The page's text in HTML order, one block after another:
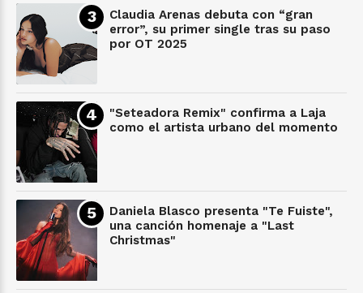
Claudia Arenas debuta con “gran
error”, su primer single tras su paso
por OT 2025
"Seteadora Remix" confirma a Laja
como el artista urbano del momento
Daniela Blasco presenta "Te Fuiste",
una canción homenaje a "Last
Christmas"